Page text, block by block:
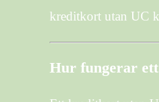
kreditkort utan UC
Hur fungerar